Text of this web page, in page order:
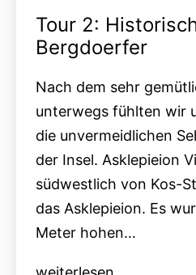
Tour 2:
Bergdoerfer
Nach dem sehr
unterwegs fühlten wir
die unvermeidlichen
der Insel. Asklepieion
südwestlich von Kos-
das Asklepieion. Es
Meter hohen…
Tour